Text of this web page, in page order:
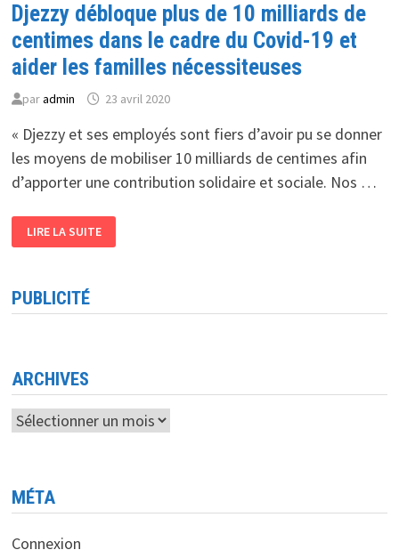
Djezzy débloque plus de 10 milliards de
centimes dans le cadre du Covid-19 et
aider les familles nécessiteuses
paradmin 23 avril 2020
« Djezzy et ses employés sont fiers d’avoir pu se donner
les moyens de mobiliser 10 milliards de centimes afin
d’apporter une contribution solidaire et sociale. Nos …
DÉBLOQUE
PLUS
DE
CENTIMES
COVID-
19
ET
AIDER
LES
FAMILLES
LIRE LA SUITE
PUBLICITÉ
ARCHIVES
Archives
MÉTA
Connexion